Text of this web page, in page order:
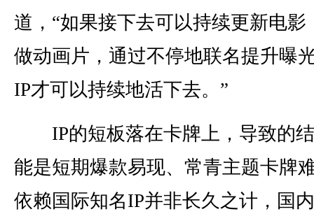
道，“如果接下去可以持续更新电影
做动画片，通过不停地联名提升曝
IP才可以持续地活下去。”
IP的短板落在卡牌上，导致的
能是短期爆款易现、常青主题卡牌
依赖国际知名IP并非长久之计，国